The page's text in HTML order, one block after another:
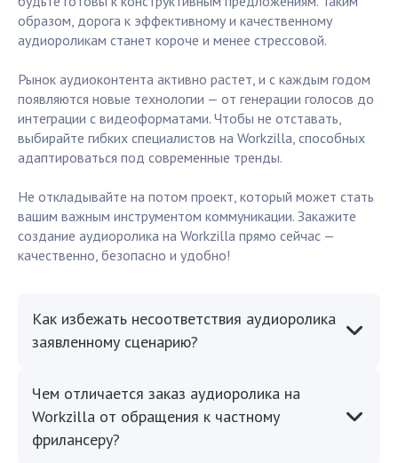
образом, дорога к эффективному и качественному
аудиороликам станет короче и менее стрессовой.
Рынок аудиоконтента активно растет, и с каждым годом
появляются новые технологии — от генерации голосов до
интеграции с видеоформатами. Чтобы не отставать,
выбирайте гибких специалистов на Workzilla, способных
адаптироваться под современные тренды.
Не откладывайте на потом проект, который может стать
вашим важным инструментом коммуникации. Закажите
создание аудиоролика на Workzilla прямо сейчас —
качественно, безопасно и удобно!
Как избежать несоответствия аудиоролика
заявленному сценарию?
Чем отличается заказ аудиоролика на
Workzilla от обращения к частному
фрилансеру?